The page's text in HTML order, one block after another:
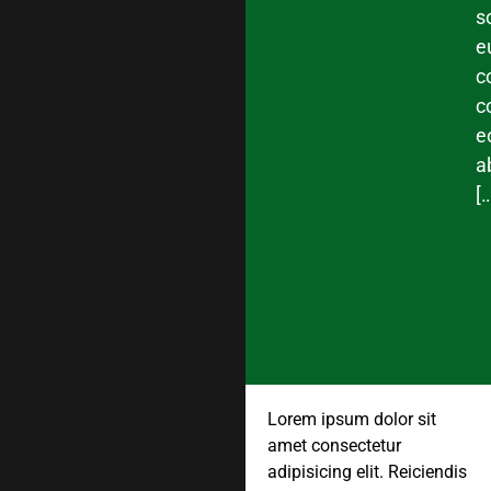
Lorem ipsum dolor sit
amet consectetur
adipisicing elit. Reiciendis